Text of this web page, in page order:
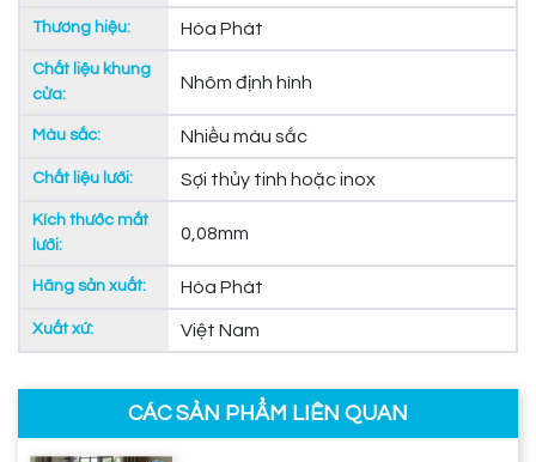
Thương hiệu: Hòa Phát
Chất liệu khung
cửa:
Nhôm định hình
Màu sắc: Nhiều màu sắc
Chất liệu lưới: Sợi thủy tinh hoặc inox
Kích thước mắt
lưới:
0,08mm
Hãng sản xuất: Hòa Phát
Xuất xứ: Việt Nam
CÁC SẢN PHẨM LIÊN QUAN